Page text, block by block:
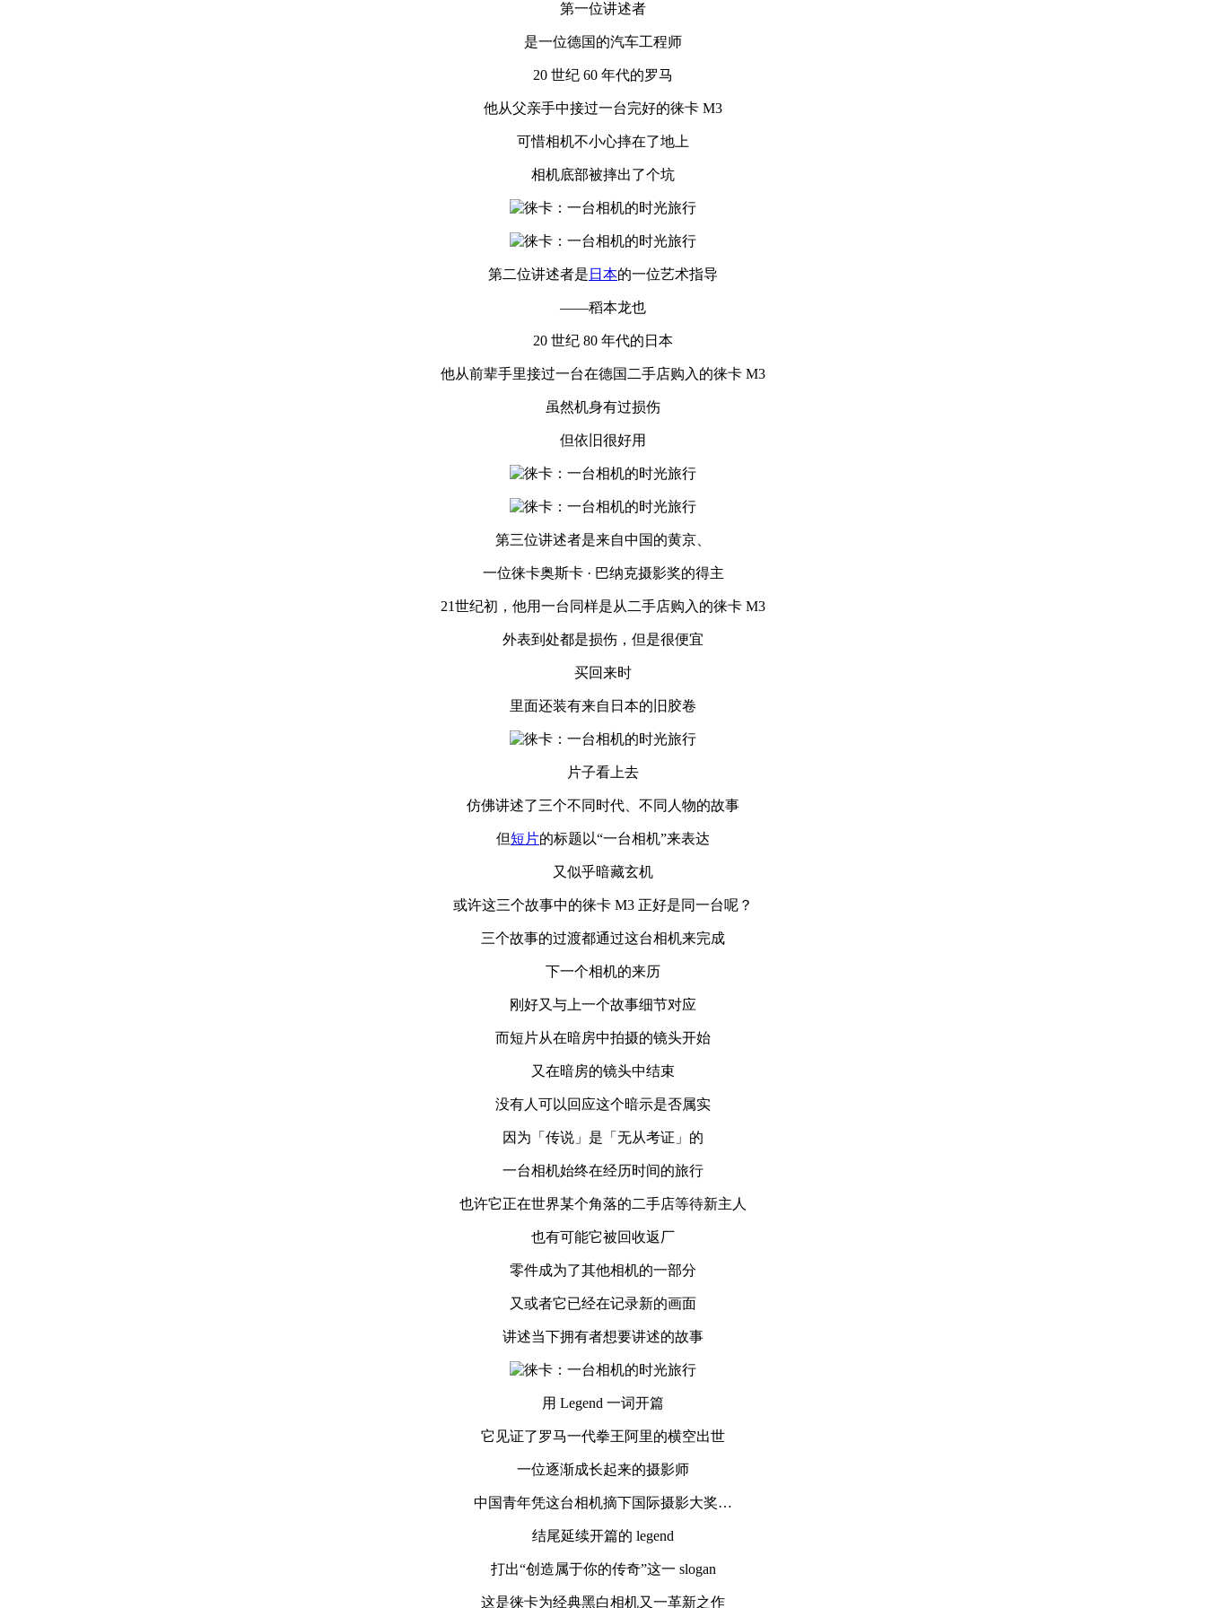
第一位讲述者
是一位德国的汽车工程师
20 世纪 60 年代的罗马
他从父亲手中接过一台完好的徕卡 M3
可惜相机不小心摔在了地上
相机底部被摔出了个坑
第二位讲述者是 日本的一位艺术指导
——稻本龙也
20 世纪 80 年代的日本
他从前辈手里接过一台在德国二手店购入的徕卡 M3
虽然机身有过损伤
但依旧很好用
第三位讲述者是来自中国的黄京、
一位徕卡奥斯卡 · 巴纳克摄影奖的得主
21世纪初，他用一台同样是从二手店购入的徕卡 M3
外表到处都是损伤，但是很便宜
买回来时
里面还装有来自日本的旧胶卷
片子看上去
仿佛讲述了三个不同时代、不同人物的故事
但短片的标题以“一台相机”来表达
又似乎暗藏玄机
或许这三个故事中的徕卡 M3 正好是同一台呢？
三个故事的过渡都通过这台相机来完成
下一个相机的来历
刚好又与上一个故事细节对应
而短片从在暗房中拍摄的镜头开始
又在暗房的镜头中结束
没有人可以回应这个暗示是否属实
因为「传说」是「无从考证」的
一台相机始终在经历时间的旅行
也许它正在世界某个角落的二手店等待新主人
也有可能它被回收返厂
零件成为了其他相机的一部分
又或者它已经在记录新的画面
讲述当下拥有者想要讲述的故事
用 Legend 一词开篇
它见证了罗马一代拳王阿里的横空出世
一位逐渐成长起来的摄影师
中国青年凭这台相机摘下国际摄影大奖…
结尾延续开篇的 legend
打出“创造属于你的传奇”这一 slogan
这是徕卡为经典黑白相机又一革新之作